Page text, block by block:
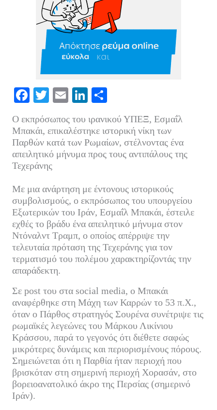
Fa
ce
bo
ok
T
tte
r
E
ail
Li
ed
In
οι
ρ
α
στ
τε
Ο εκπρόσωπος του ιρανικού ΥΠΕΞ, Εσμαΐλ
Μπακάι, επικαλέστηκε ιστορική νίκη των
Παρθών κατά των Ρωμαίων, στέλνοντας ένα
απειλητικό μήνυμα προς τους αντιπάλους της
Τεχεράνης
Με μια ανάρτηση με έντονους ιστορικούς
συμβολισμούς, ο εκπρόσωπος του υπουργείου
Εξωτερικών του Ιράν, Εσμαΐλ Μπακάι, έστειλε
εχθές το βράδυ ένα απειλητικό μήνυμα στον
Ντόναλντ Τραμπ, ο οποίος απέρριψε την
τελευταία πρόταση της Τεχεράνης για τον
τερματισμό του πολέμου χαρακτηρίζοντάς την
απαράδεκτη.
Σε post του στα social media, ο Μπακάι
αναφέρθηκε στη Μάχη των Καρρών το 53 π.Χ.,
όταν ο Πάρθος στρατηγός Σουρένα συνέτριψε τις
ρωμαϊκές λεγεώνες του Μάρκου Λικίνιου
Κράσσου, παρά το γεγονός ότι διέθετε σαφώς
μικρότερες δυνάμεις και περιορισμένους πόρους.
Σημειώνεται ότι η Παρθία ήταν περιοχή που
βρισκόταν στη σημερινή περιοχή Χορασάν, στο
βορειοανατολικό άκρο της Περσίας (σημερινό
Ιράν).